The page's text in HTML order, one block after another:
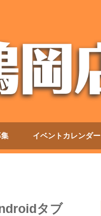
イベントカレンダー
タブ